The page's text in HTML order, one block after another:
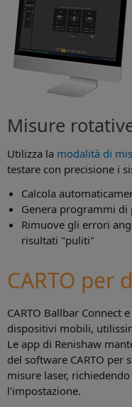
Misure
Utilizza la modalità di
testare con precisione i
Calcola
Genera programmi di
Rimuove gli errori
risultati "puliti"
CARTO per
CARTO Ballbar Connect
dispositivi mobili,
Le app di Renishaw
del software CARTO per
misure laser,
l'impostazione.